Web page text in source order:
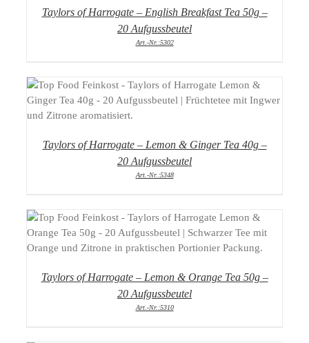
Taylors of Harrogate – English Breakfast Tea 50g –
20 Aufgussbeutel
Art.-Nr.:5302
DETAILS
Taylors of Harrogate – Lemon & Ginger Tea 40g –
20 Aufgussbeutel
Art.-Nr.:5348
DETAILS
Taylors of Harrogate – Lemon & Orange Tea 50g –
20 Aufgussbeutel
Art.-Nr.:5310